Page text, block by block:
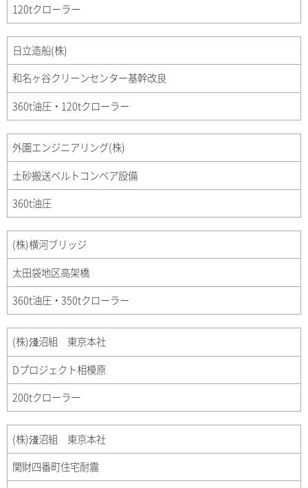
120tクローラー
日立造船(株)
和名ヶ谷クリーンセンター基幹改良
360t油圧・120tクローラー
外園エンジニアリング(株)
土砂搬送ベルトコンベア設備
360t油圧
(株)横河ブリッジ
太田袋地区高架橋
360t油圧・350tクローラー
(株)淺沼組 東京本社
Dプロジェクト相模原
200tクローラー
(株)淺沼組 東京本社
関財四番町住宅耐震